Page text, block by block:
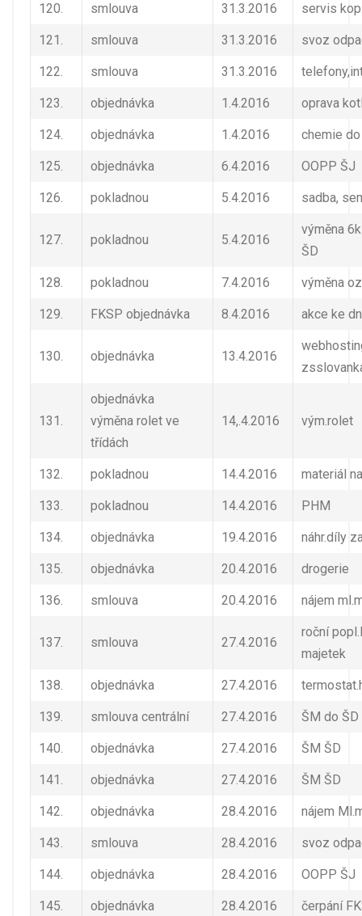
120. smlouva 31.3.2016 servis
121. smlouva 31.3.2016 svoz
122. smlouva 31.3.2016
123. objednávka 1.4.2016 oprava
124. objednávka 1.4.2016 chemie
125. objednávka 6.4.2016 OOPP ŠJ
126. pokladnou 5.4.2016 sadba,
127. pokladnou 5.4.2016
výměna
ŠD
128. pokladnou 7.4.2016 výměna
129. FKSP objednávka 8.4.2016 akce ke
130. objednávka 13.4.2016
131.
objednávka
výměna rolet ve
třídách
14,.4.2016 vým.rolet
132. pokladnou 14.4.2016 materiál
133. pokladnou 14.4.2016 PHM
134. objednávka 19.4.2016 náhr.díly
135. objednávka 20.4.2016 drogerie
136. smlouva 20.4.2016 nájem
137. smlouva 27.4.2016
roční
majetek
138. objednávka 27.4.2016
139. smlouva centrální 27.4.2016 ŠM do ŠD
140. objednávka 27.4.2016 ŠM ŠD
141. objednávka 27.4.2016 ŠM ŠD
142. objednávka 28.4.2016 nájem
143. smlouva 28.4.2016 svoz
144. objednávka 28.4.2016 OOPP ŠJ
145. objednávka 28.4.2016 čerpání